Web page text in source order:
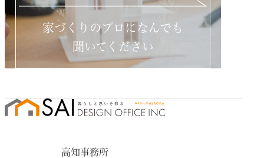
家づくりのプロになんでも
聞いてください
高知事務所